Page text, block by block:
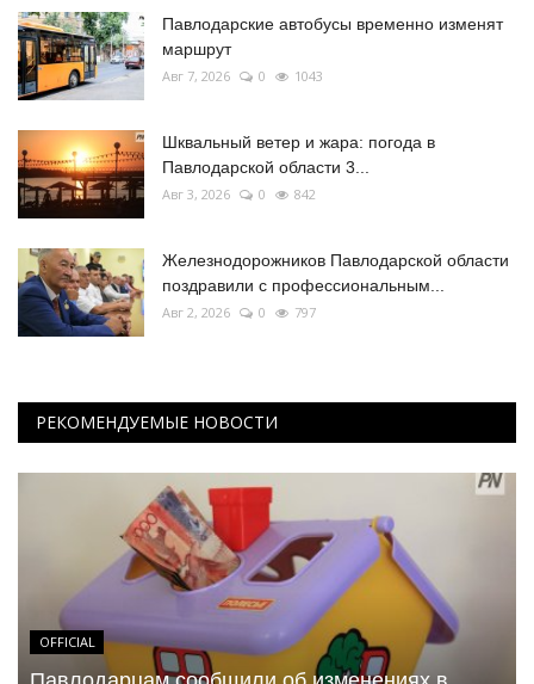
Павлодарские автобусы временно изменят
маршрут
Авг 7, 2026 0 1043
Шквальный ветер и жара: погода в
Павлодарской области 3...
Авг 3, 2026 0 842
Железнодорожников Павлодарской области
поздравили с профессиональным...
Авг 2, 2026 0 797
РЕКОМЕНДУЕМЫЕ НОВОСТИ
OFFICIAL